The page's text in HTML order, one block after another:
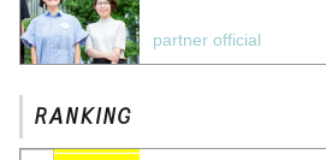
partner official